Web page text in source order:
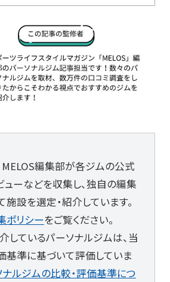
MELOS編集部が各ジムの公式
ューなどを収集し、独自の編集
設を選定・紹介しています。
ポリシーをご覧ください。
しているパーソナルジムは、当
基準に基づいて評価していま
ルジムの比較・評価基準につ